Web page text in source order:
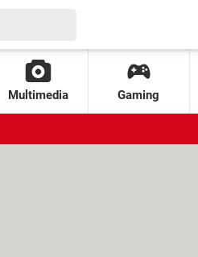
Multimedia Gaming